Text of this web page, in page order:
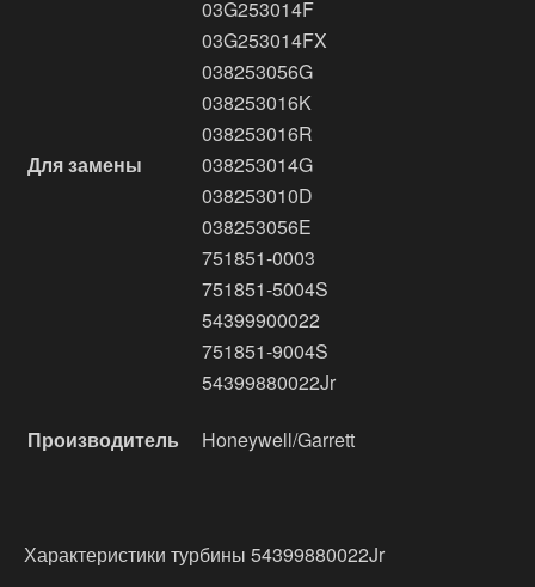
Для замены
03G253014F
03G253014FX
038253056G
038253016K
038253016R
038253014G
038253010D
038253056E
751851-0003
751851-5004S
54399900022
751851-9004S
54399880022Jr
Производитель Honeywell/Garrett
Характеристики турбины 54399880022Jr